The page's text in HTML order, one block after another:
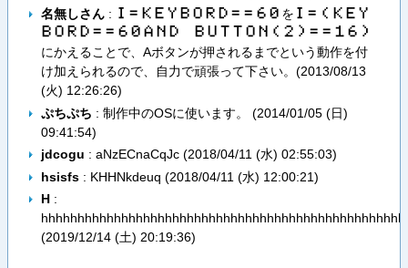
名無しさん: Ｉ​＝​Ｋ​Ｅ​Ｙ​Ｂ​Ｏ​Ｒ​Ｄ​＝​＝​６​０ を Ｉ​＝​（​Ｋ​Ｅ​Ｙ​
Ｂ​Ｏ​Ｒ​Ｄ​＝​＝​６​０​Ａ​Ｎ​Ｄ​ ​Ｂ​Ｕ​Ｔ​Ｔ​Ｏ​Ｎ​（​２​）​＝​＝​１​６​）
にかえることで、Aボタンが押されるまでという動作を付
け加えられるので、自力で頑張って下さい。(2013/08/13
(火) 12:26:26)
ぷちぷち : 制作中のOSに使います。 (2014/01/05 (日)
09:41:54)
jdcogu : aNzECnaCqJc (2018/04/11 (水) 02:55:03)
hsisfs: KHHNkdeuq (2018/04/11 (水) 12:00:21)
H:
(2019/12/14 (土) 20:19:36)